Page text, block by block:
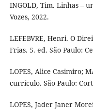
INGOLD, Tim. Linhas –
Vozes, 2022.
LEFEBVRE, Henri. O
Frias. 5. ed. São Paulo:
LOPES, Alice Casimiro;
currículo. São Paulo:
LOPES, Jader Janer